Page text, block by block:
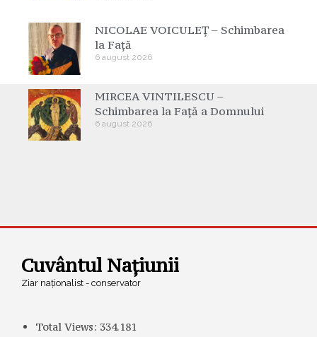
NICOLAE VOICULEȚ – Schimbarea
la Față
6 august 2026
MIRCEA VINTILESCU –
Schimbarea la Față a Domnului
6 august 2026
Cuvântul Națiunii
Ziar naționalist - conservator
Total Views: 334.181